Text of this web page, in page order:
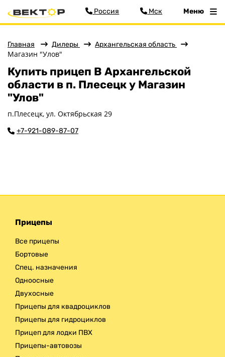
Главная
Россия Мск Меню
Главная Дилеры Архангельская область
Магазин "Улов"
Купить прицеп В Архангельской
области в п. Плесецк у Магазин
"Улов"
п.Плесецк, ул. Октябрьская 29
+7-921-089-87-07
Прицепы
Все прицепы
Бортовые
Спец. назначения
Одноосные
Двухосные
Прицепы для квадроциклов
Прицепы для гидроциклов
Прицеп для лодки ПВХ
Прицепы-автовозы